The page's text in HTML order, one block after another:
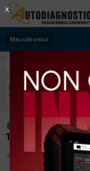
Meccatronica
[smart for
1000cc b22
X